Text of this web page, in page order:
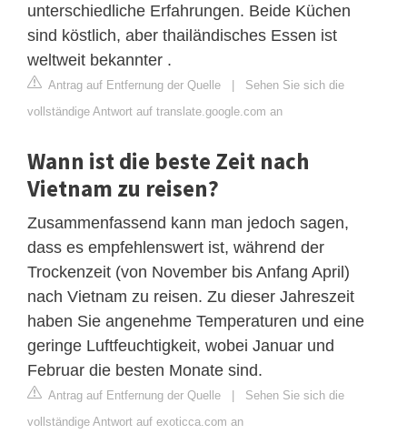
unterschiedliche Erfahrungen. Beide Küchen
sind köstlich, aber thailändisches Essen ist
weltweit bekannter .
Antrag auf Entfernung der Quelle | Sehen Sie sich die
vollständige Antwort auf translate.google.com an
Wann ist die beste Zeit nach
Vietnam zu reisen?
Zusammenfassend kann man jedoch sagen,
dass es empfehlenswert ist, während der
Trockenzeit (von November bis Anfang April)
nach Vietnam zu reisen. Zu dieser Jahreszeit
haben Sie angenehme Temperaturen und eine
geringe Luftfeuchtigkeit, wobei Januar und
Februar die besten Monate sind.
Antrag auf Entfernung der Quelle | Sehen Sie sich die
vollständige Antwort auf exoticca.com an